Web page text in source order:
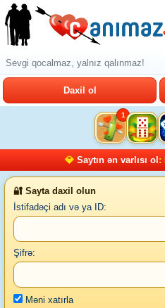
Sevgi qocalmaz, yalnız qalınmaz!
Daxil ol
1
💎 Saytın ən varlısı ol :
🔐 Sayta daxil olun
İstifadəçi adı və ya ID:
Şifrə:
Məni xatırla